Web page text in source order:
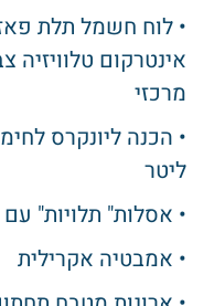
אינטרקום טלוויזיה
מרכזי
ליטר
• אסלות" תלויות"
• אמבטיה אקרילית